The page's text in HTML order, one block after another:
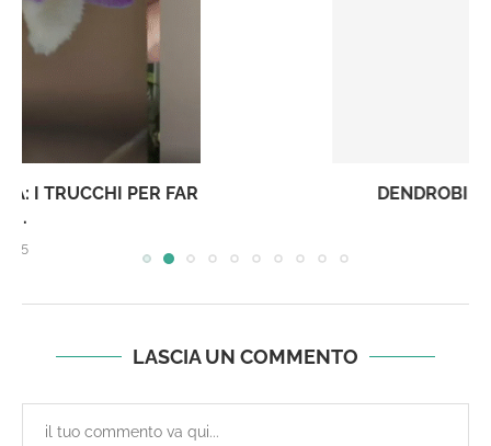
DENDROBIUM KINGIANUM IBRIDO ‘ELLEN’
LASCIA UN COMMENTO